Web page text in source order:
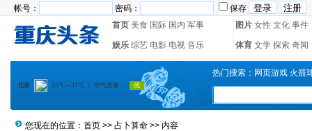
帐号： 密码：
保存
首页 美食 国际 国内 军事 图片 女性 文化 事件
娱乐 综艺 电影 电视 音乐 体育 文学 探索 奇闻
热门搜索： 网页游戏 火箭
您现在的位置： 首页 >> 占卜算命 >> 内容